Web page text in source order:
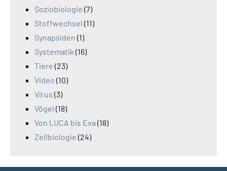
Soziobiologie (7)
Stoffwechsel (11)
Synapsiden (1)
Systematik (16)
Tiere (23)
Video (10)
Virus (3)
Vögel (18)
Von LUCA bis Eva (18)
Zellbiologie (24)